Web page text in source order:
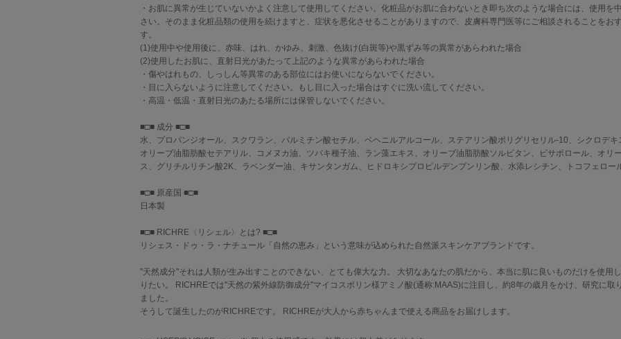
・お肌に異常が生じていないかよく注意して使用してください。化粧品がお肌に合わないとき即ち次のような場合には、使用を
さい。そのまま化粧品類の使用を続けますと、症状を悪化させることがありますので、皮膚科専門医等にご相談されることをお
す。
(1)使用中や使用後に、赤味、はれ、かゆみ、刺激、色抜け(白斑等)や黒ずみ等の異常があらわれた場合
(2)使用したお肌に、直射日光があたって上記のような異常があらわれた場合
・傷やはれもの、しっしん等異常のある部位にはお使いにならないでください。
・目に入らないように注意してください。もし目に入った場合はすぐに洗い流してください。
・高温・低温・直射日光のあたる場所には保管しないでください。
■□■ 成分 ■□■
水、プロパンジオール、スクワラン、パルミチン酸セチル、ベヘニルアルコール、ステアリン酸ポリグリセリル-10、シクロデキ
オリーブ油脂肪酸セテアリル、コメヌカ油、ツバキ種子油、ラン藻エキス、オリーブ油脂肪酸ソルビタン、ビサボロール、オリ
ス、グリチルリチン酸2K、ラベンダー油、キサンタンガム、ヒドロキシプロピルデンプンリン酸、水添レシチン、トコフェロー
■□■ 原産国 ■□■
日本製
■□■ RICHRE〈リシェル〉とは? ■□■
リシェス・ドゥ・ラ・ナチュール「自然の恵み」という意味が込められた自然派スキンケアブランドです。
"天然成分"それは人類が生み出すことのできない、とても偉大な力。 大切なあなたの肌だから、本当に肌に良いものだけを使用
りたい。 RICHREでは"天然の紫外線防御成分"マイコスポリン様アミノ酸(通称:MAAS)に注目し、約8年の歳月をかけ、研究に取
ました。
そうして誕生したのがRICHREです。 RICHREが大人から赤ちゃんまで使える商品をお届けします。